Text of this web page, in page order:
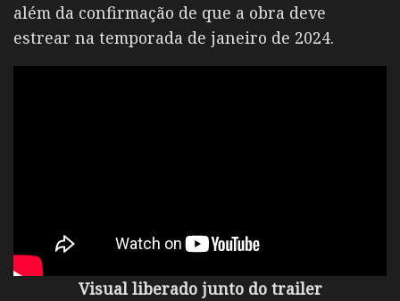
além da confirmação de que a obra deve
estrear na temporada de janeiro de 2024.
Visual liberado junto do trailer